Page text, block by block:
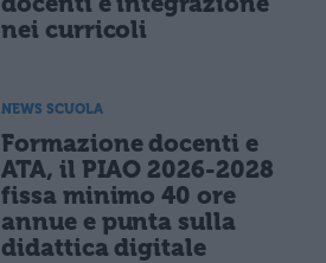
nei curricoli
NEWS SCUOLA
Formazione docenti e
ATA, il PIAO 2026-2028
fissa minimo 40 ore
annue e punta sulla
didattica digitale